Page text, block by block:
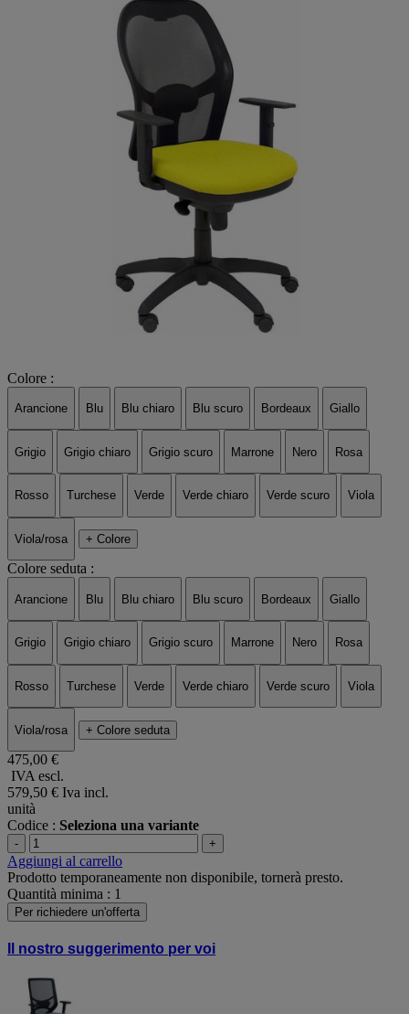
Colore :
Arancione Blu Blu chiaro Blu scuro Bordeaux Giallo
Grigio Grigio chiaro Grigio scuro Marrone Nero Rosa
Rosso Turchese Verde Verde chiaro Verde scuro Viola
Viola/rosa + Colore
Colore seduta :
Arancione Blu Blu chiaro Blu scuro Bordeaux Giallo
Grigio Grigio chiaro Grigio scuro Marrone Nero Rosa
Rosso Turchese Verde Verde chiaro Verde scuro Viola
Viola/rosa + Colore seduta
475,00 €
IVA escl.
579,50 € Iva incl.
unità
Codice : Seleziona una variante
- +
Aggiungi al carrello
Prodotto temporaneamente non disponibile, tornerà presto.
Quantità minima : 1
Per richiedere un'offerta
Il nostro suggerimento per voi